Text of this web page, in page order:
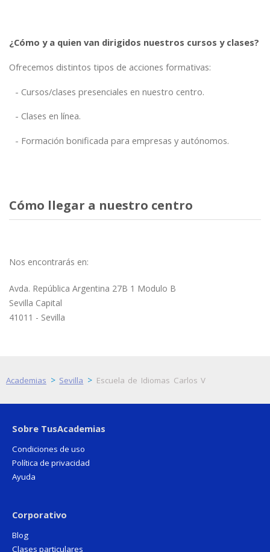
¿Cómo y a quien van dirigidos nuestros cursos y clases?
Ofrecemos distintos tipos de acciones formativas:
Cursos/clases presenciales en nuestro centro.
Clases en línea.
Formación bonificada para empresas y autónomos.
Cómo llegar a nuestro centro
Nos encontrarás en:
Avda. República Argentina 27B 1 Modulo B
Sevilla Capital
41011 - Sevilla
Academias > Sevilla > Escuela de Idiomas Carlos V
Sobre TusAcademias
Condiciones de uso
Política de privacidad
Ayuda
Corporativo
Blog
Clases particulares